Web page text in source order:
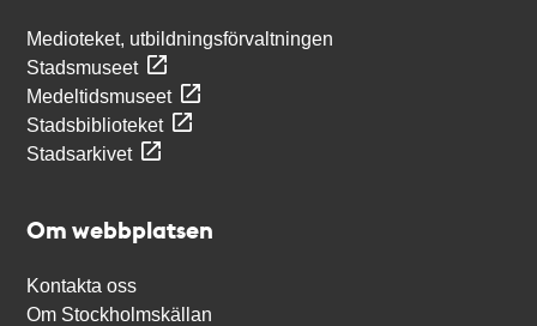
Medioteket, utbildningsförvaltningen
Stadsmuseet
Medeltidsmuseet
Stadsbiblioteket
Stadsarkivet
Om webbplatsen
Kontakta oss
Om Stockholmskällan